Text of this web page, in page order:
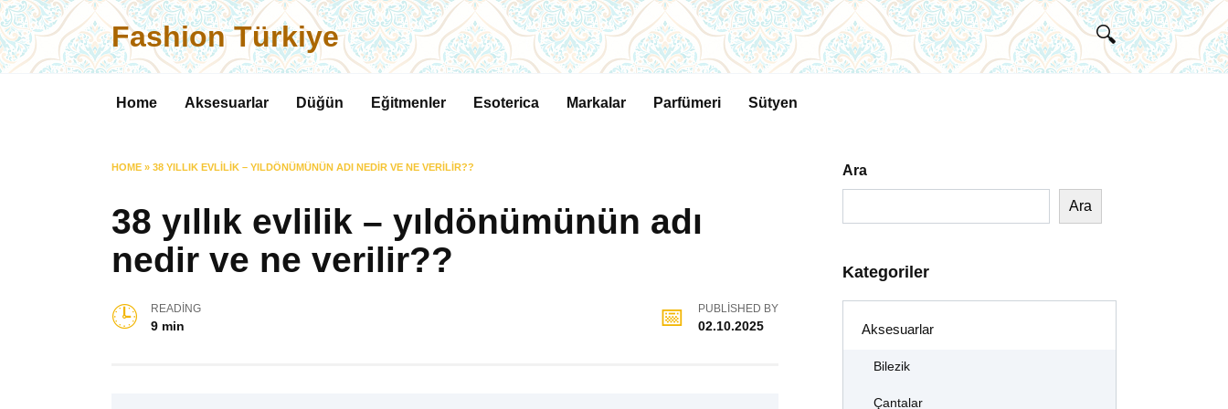
Skip
to
content
Fashion Türkiye
Home Aksesuarlar Düğün Eğitmenler Esoterica Markalar Parfümeri Sütyen
HOME » 38 YILLIK EVLILIK – YILDÖNÜMÜNÜN ADI NEDIR VE NE VERILIR??
38 yıllık evlilik – yıldönümünün adı
nedir ve ne verilir??
READING
9 min
PUBLISHED BY
02.10.2025
Ara
Ara
Kategoriler
Aksesuarlar
Bilezik
Çantalar